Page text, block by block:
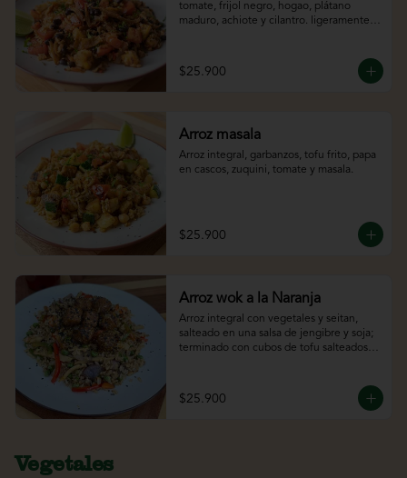
tomate, frijol negro, hogao, plátano
maduro, achiote y cilantro. ligeramente
$25.900
Arroz masala
Arroz integral, garbanzos, tofu frito, papa
en cascos, zuquini, tomate y masala.
$25.900
Arroz wok a la Naranja
Arroz integral con vegetales y seitan,
salteado en una salsa de jengibre y soja;
terminado con cubos de tofu salteados
$25.900
Vegetales